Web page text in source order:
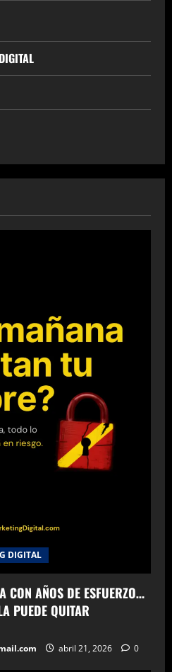
DIGITAL
CON AÑOS DE ESFUERZO…
PUEDE QUITAR
abril 21, 2026 0